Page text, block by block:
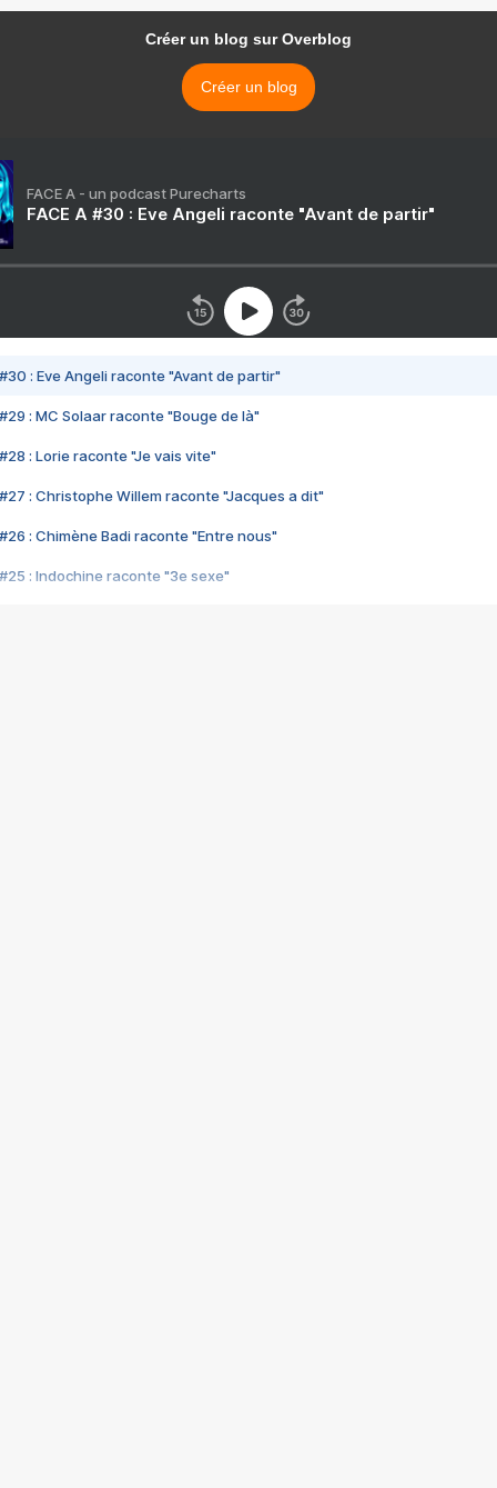
Créer un blog sur Overblog
Créer un blog
FACE A - un podcast Purecharts
FACE A #30 : Eve Angeli raconte "Avant de partir"
#30 : Eve Angeli raconte "Avant de partir"
#29 : MC Solaar raconte "Bouge de là"
#28 : Lorie raconte "Je vais vite"
#27 : Christophe Willem raconte "Jacques a dit"
#26 : Chimène Badi raconte "Entre nous"
#25 : Indochine raconte "3e sexe"